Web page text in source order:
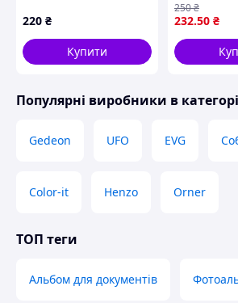
220 ₴
Купити
спогадів
232.50 ₴
250₴
Популярні виробники в
Gedeon UFO EVG
Color-it Henzo Orner
ТОП теги
Альбом для документів